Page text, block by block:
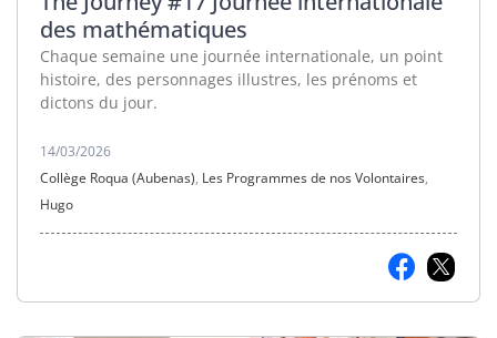
des mathématiques
Chaque semaine une journée internationale, un point
histoire, des personnages illustres, les prénoms et
dictons du jour.
14/03/2026
Collège Roqua (Aubenas), Les Programmes de nos Volontaires,
Hugo